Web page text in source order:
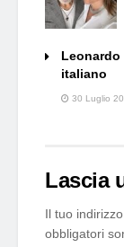
italiano
30 Luglio
Lascia
Il tuo
obbligatori